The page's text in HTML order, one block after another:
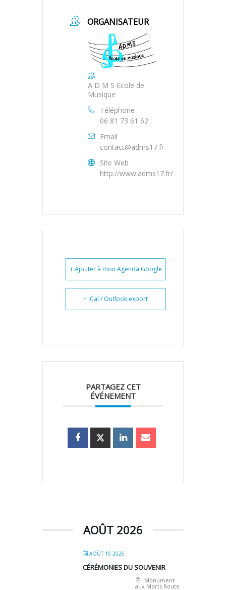
ORGANISATEUR
A D M S Ecole de
Musique
Téléphone
06 81 73 61 62
Email
contact@adms17.fr
Site Web
http://www.adms17.fr/
+ Ajouter à mon Agenda Google
+ iCal / Outlook export
PARTAGEZ CET
ÉVÉNEMENT
AOÛT 2026
AOÛT 15 2026
CÉRÉMONIES DU SOUVENIR
Monument
aux Morts Route